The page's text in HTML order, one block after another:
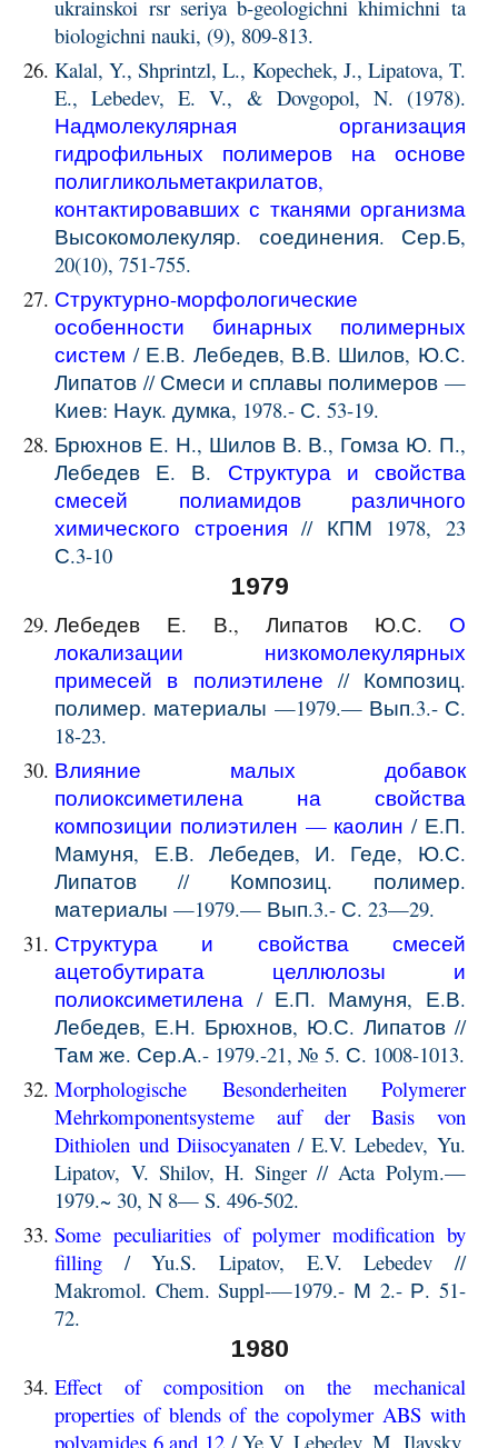
ukrainskoi rsr seriya b-geologichni khimichni ta
biologichni nauki, (9), 809-813.
Kalal, Y., Shprintzl, L., Kopechek, J., Lipatova, T.
E., Lebedev, E. V., & Dovgopol, N. (1978).
Надмолекулярная организация
гидрофильных полимеров на основе
полигликольметакрилатов,
контактировавших с тканями организма
Высокомолекуляр. соединения. Сер.Б,
20(10), 751-755.
Структурно-морфологические
особенности бинарных полимерных
систем / Е.В. Лебедев, В.В. Шилов, Ю.С.
Липатов // Смеси и сплавы полимеров —
Киев: Наук. думка, 1978.- С. 53-19.
Брюхнов Е. Н., Шилов В. В., Гомза Ю. П.,
Лебедев Е. В. Структура и свойства
смесей полиамидов различного
химического строения // КПМ 1978, 23
С.3-10
1979
Лебедев Е. В., Липатов Ю.С.
О
локализации низкомолекулярных
примесей в полиэтилене // Композиц.
полимер. материалы —1979.— Вып.3.- С.
18-23.
Влияние малых добавок
полиоксиметилена на свойства
композиции полиэтилен — каолин / Е.П.
Мамуня, Е.В. Лебедев, И. Геде, Ю.С.
Липатов // Композиц. полимер.
материалы —1979.— Вып.3.- С. 23—29.
Структура и свойства смесей
ацетобутирата целлюлозы и
полиоксиметилена / Е.П. Мамуня, Е.В.
Лебедев, Е.Н. Брюхнов, Ю.С. Липатов //
Там же. Сер.А.- 1979.-21, № 5. С. 1008-1013.
Morphologische Besonderheiten Polymerer
Mehrkomponentsysteme auf der Basis von
Dithiolen und Diisocyanaten/ E.V. Lebedev, Yu.
Lipatov, V. Shilov, H. Singer // Acta Polym.—
1979.~ 30, N 8— S. 496-502.
Some peculiarities of polymer modification by
filling / Yu.S. Lipatov, E.V. Lebedev //
Makromol. Chem. Suppl-—1979.- М 2.- Р. 51-
72.
1980
Effect of composition on the mechanical
properties of blends of the copolymer ABS with
polyamides 6 and 12/ Ye.V. Lebedev, M. Ilavsky,